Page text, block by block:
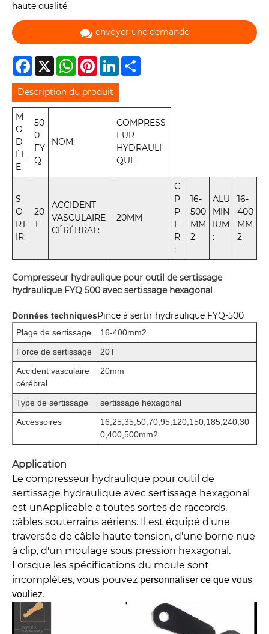
haute qualité.
envoyer une demande
Facebook
X WhatsAppPinterestLinkedIn
Description du produit
M
O
D
ÈL
E:
50
0
FY
Q
NOM:
COMPRESS
EUR
HYDRAULI
QUE
S
O
RT
IR:
20
T
ACCIDENT
VASCULAIRE
CÉRÉBRAL:
20MM
C
P
P
E
R
:
16-
500
MM
2
ALU
MIN
IUM
:
16-
400
MM
2
Compresseur hydraulique pour outil de sertissage
hydraulique FYQ 500 avec sertissage hexagonal
Données techniquesPince à sertir hydraulique FYQ-500
Plage de sertissage
16-400mm2
Force de sertissage
20T
Accident vasculaire
cérébral
20mm
Type de sertissage
sertissage hexagonal
Accessoires
16,25,35,50,70,95,120,150,185,240,30
0,400,500mm2
Application
Le compresseur hydraulique pour outil de
sertissage hydraulique avec sertissage hexagonal
est unApplicable à toutes sortes de raccords,
câbles souterrains aériens. Il est équipé d'une
traversée de câble haute tension, d'une borne nue
à clip, d'un moulage sous pression hexagonal.
Lorsque les spécifications du moule sont
incomplètes, vous pouvez personnaliser ce que vous
vouliez.